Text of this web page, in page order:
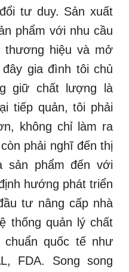
tư duy. Sản xuất
phẩm với nhu cầu
thương hiệu và mở
gia đình tôi chủ
giữ chất lượng là
tiếp quản, tôi phải
không chỉ làm ra
phải nghĩ đến thị
sản phẩm đến với
hướng phát triển
tư nâng cấp nhà
thống quản lý chất
chuẩn quốc tế như
FDA. Song song